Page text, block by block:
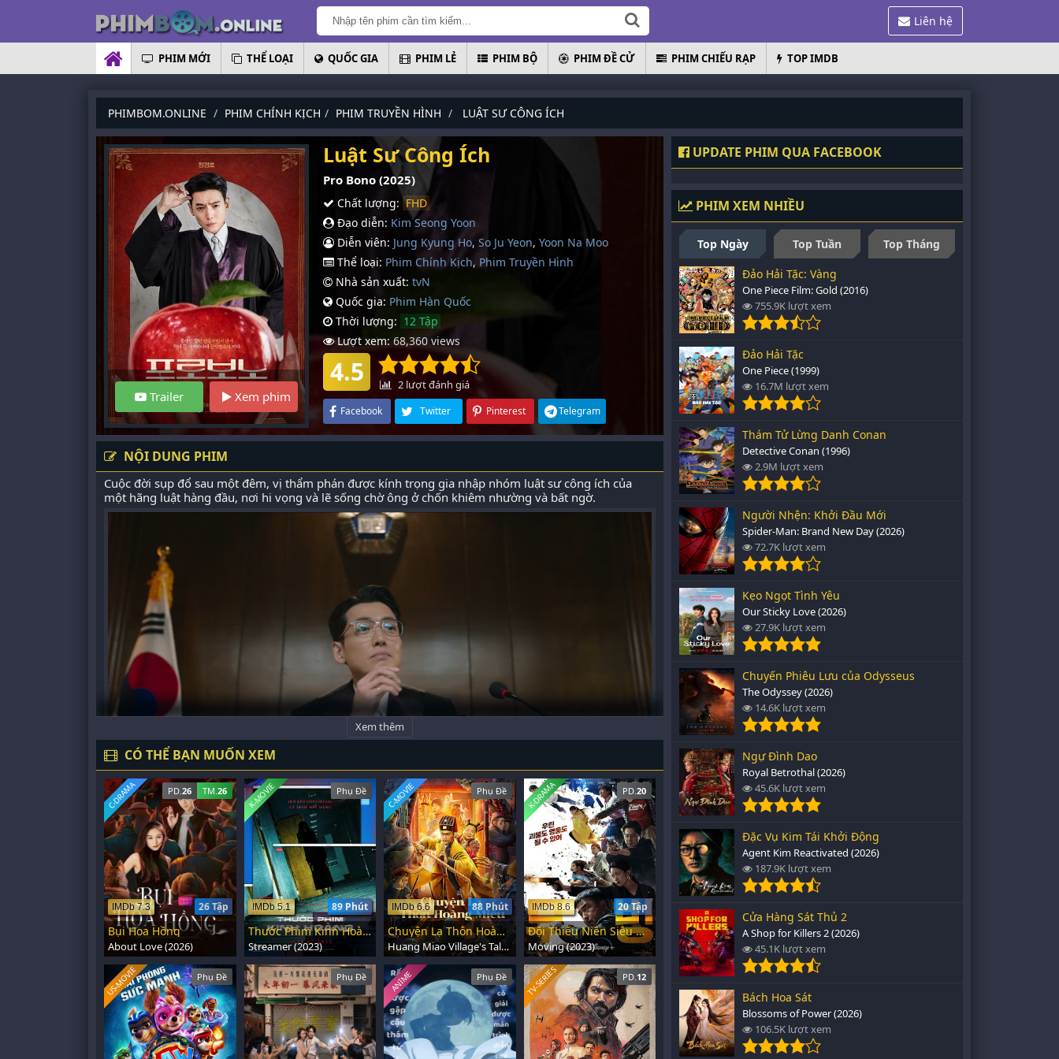
Liên hệ
PHIM MỚI THỂ LOẠI QUỐC GIA PHIM LẺ PHIM BỘ PHIM ĐỀ CỬ PHIM CHIẾU RẠP TOP IMDB
PHIMBOM.ONLINE PHIM CHÍNH KỊCH PHIM TRUYỀN HÌNH LUẬT SƯ CÔNG ÍCH
Trailer Xem phim
Luật Sư Công Ích
Pro Bono (2025)
Chất lượng: FHD
Đạo diễn: Kim Seong Yoon
Diễn viên: Jung Kyung Ho, So Ju Yeon, Yoon Na Moo
Thể loại: Phim Chính Kịch, Phim Truyền Hình
Nhà sản xuất: tvN
Quốc gia: Phim Hàn Quốc
Thời lượng: 12 Tập
Lượt xem: 68,360 views
4.5 2 lượt đánh giá
Facebook Twitter Pinterest Telegram
NỘI DUNG PHIM
Cuộc đời sụp đổ sau một đêm, vị thẩm phán được kính trọng gia nhập nhóm luật sư công ích của
một hãng luật hàng đầu, nơi hi vọng và lẽ sống chờ ông ở chốn khiêm nhường và bất ngờ.
Xem thêm
CÓ THỂ BẠN MUỐN XEM
PD. 26 TM. 26
26 Tập
IMDb 7.3
C-DRAMA
Bụi Hoa Hồng
About Love (2026)
Phụ Đề
89 Phút
IMDb 5.1
K-MOVIE
Thước Phim Kinh Hoàng
Streamer (2023)
Phụ Đề
88 Phút
IMDb 6.6
C-MOVIE
Chuyện Lạ Thôn Hoàng Miếu
Huang Miao Village's Tales of Mystery (2023)
PD. 20
20 Tập
IMDb 8.6
K-DRAMA
Đội Thiếu Niên Siêu Đẳng
Moving (2023)
Phụ Đề
US-MOVIE Phụ Đề Phụ Đề
ANIME PD. 12
TV-SERIES
UPDATE PHIM QUA FACEBOOK
PHIM XEM NHIỀU
Top Ngày Top Tuần
Top Tháng
Đảo Hải Tặc: Vàng
One Piece Film: Gold (2016)
755.9K lượt xem
Đảo Hải Tặc
One Piece (1999)
16.7M lượt xem
Thám Tử Lừng Danh Conan
Detective Conan (1996)
2.9M lượt xem
Người Nhện: Khởi Đầu Mới
Spider-Man: Brand New Day (2026)
72.7K lượt xem
Kẹo Ngọt Tình Yêu
Our Sticky Love (2026)
27.9K lượt xem
Chuyến Phiêu Lưu của Odysseus
The Odyssey (2026)
14.6K lượt xem
Ngự Đình Dao
Royal Betrothal (2026)
45.6K lượt xem
Đặc Vụ Kim Tái Khởi Động
Agent Kim Reactivated (2026)
187.9K lượt xem
Cửa Hàng Sát Thủ 2
A Shop for Killers 2 (2026)
45.1K lượt xem
Bách Hoa Sát
Blossoms of Power (2026)
106.5K lượt xem